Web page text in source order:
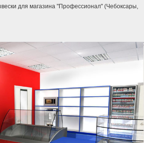
для магазина "Профессионал" (Чебоксары,